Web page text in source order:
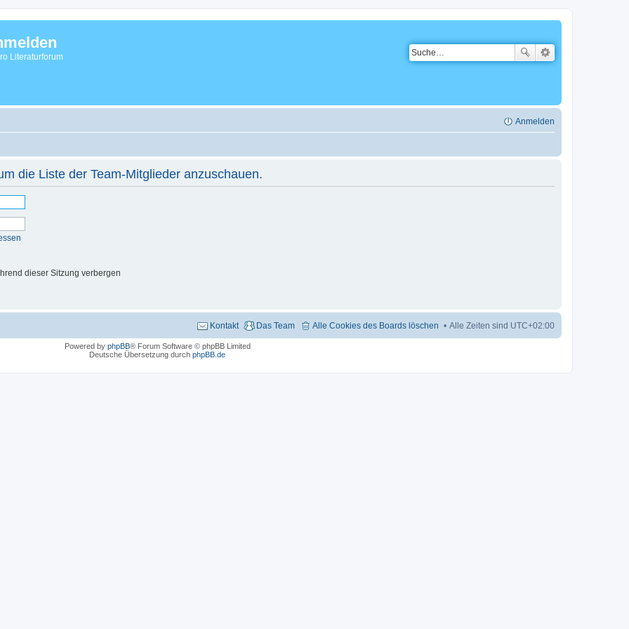
Literaturforum
Anmelden
die Liste der Team-Mitglieder anzuschauen.
dieser Sitzung verbergen
Alle Zeiten sind UTC+02:00
Alle Cookies des Boards löschen
Das Team
Kontakt
Powered by phpBB® Forum Software © phpBB Limited
Deutsche Übersetzung durch phpBB.de